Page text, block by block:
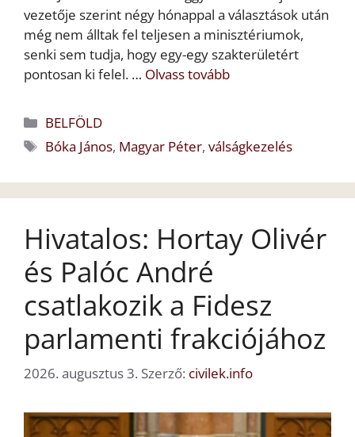
vezetője szerint négy hónappal a választások után
még nem álltak fel teljesen a minisztériumok,
senki sem tudja, hogy egy-egy szakterületért
pontosan ki felel. … Olvass tovább
Kategória
BELFÖLD
Címkék
Bóka János, Magyar Péter,válságkezelés
Hivatalos: Hortay Olivér
és Palóc André
csatlakozik a Fidesz
parlamenti frakciójához
2026. augusztus 3. Szerző: civilek.info